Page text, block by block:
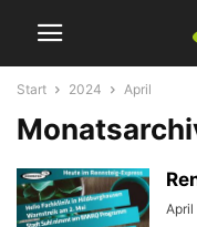
Start 2024 April